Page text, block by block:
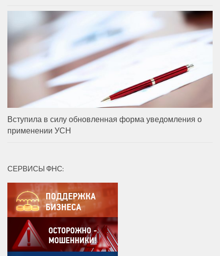
Вступила в силу обновленная форма уведомления о
применении УСН
СЕРВИСЫ ФНС: